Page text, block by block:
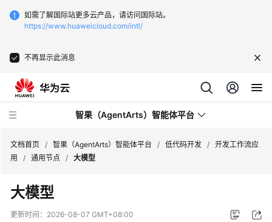
如需了解国际站更多云产品，请访问国际站。
https://www.huaweicloud.com/intl/
不再显示此消息
智果（AgentArts）智能体平台
最
新
动
文档首页 / 智果（AgentArts）智能体平台 / 低代码开发 / 开发工作流应
用
/ 通用节点 / 大模型
大模型
更新时间： 2026-08-07 GMT+08:00